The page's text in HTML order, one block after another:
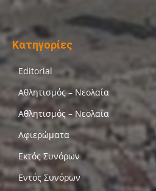
Κατηγορίες
Editorial
Αθλητισμός – Νεολαία
Αθλητισμός – Νεολαία
Αφιερώματα
Εκτός Συνόρων
Εντός Συνόρων